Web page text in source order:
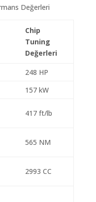
Değerleri
Chip
Tuning
Değerleri
248 HP
157 kW
417 ft/lb
565 NM
2993 CC